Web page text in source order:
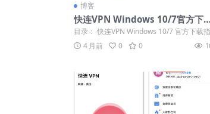
博客
快连VPN Windows 10/7官方下
载：老系统适配版本选择
目录： 快连VPN Windows 10/7 官方下载指
南 如何找到官方下载页面...
4 月前 0 0